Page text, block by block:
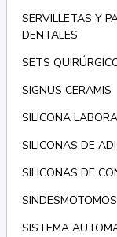
SERVILLETAS Y
DENTALES
SETS
SIGNUS CERAMIS
SILICONA
SILICONAS DE
SILICONAS DE
SISTEMA